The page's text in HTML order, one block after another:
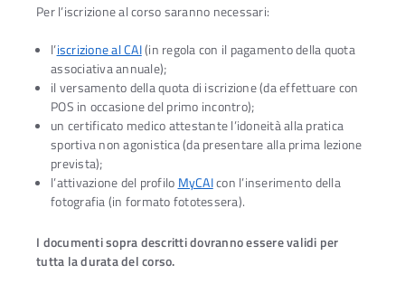
Per l’iscrizione al corso saranno necessari:
l’iscrizione al CAI(in regola con il pagamento della quota
associativa annuale);
il versamento della quota di iscrizione (da effettuare con
POS in occasione del primo incontro);
un certificato medico attestante l’idoneità alla pratica
sportiva non agonistica (da presentare alla prima lezione
prevista);
l’attivazione del profilo MyCAIcon l’inserimento della
fotografia (in formato fototessera).
I documenti sopra descritti dovranno essere validi per
tutta la durata del corso.